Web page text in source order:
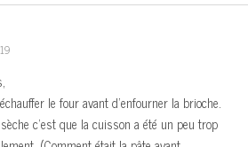
le four avant d’enfourner la brioche.
c’est que la cuisson a été un peu trop